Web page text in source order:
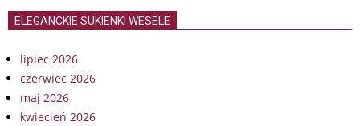
ELEGANCKIE SUKIENKI WESELE
lipiec 2026
czerwiec 2026
maj 2026
kwiecień 2026